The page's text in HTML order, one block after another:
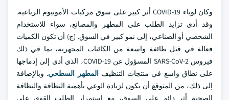
وكان لوباء COVID-19 أثر كبير على سوق مركبات الأمونيوم الرباعية.
وقد أدى تزايد الطلب على المطهر والمصانع، سواء للاستخدام
الشخصي أو الصناعي، إلى نمو كبير في السوق. (ج) أن تكون الكميات
فعالة في قتل طائفة واسعة من الكائنات المجهرية، بما في ذلك
فيروس SARS-CoV-2 المسؤول عن COVID-19، الذي أدى إلى إدماجها
على نطاق واسع في منتجات التنظيفالمطهر السطحي. وبالإضافة
إلى ذلك، من المتوقع أن يكون لزيادة الوعي بأهمية النظافة والنظافة
الصحية أثر دائم على السوق، مع استمرار الطلب القوي على